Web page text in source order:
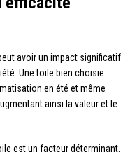
avoir un impact significatif
Une toile bien choisie
en été et même
ainsi la valeur et le
est un facteur déterminant.